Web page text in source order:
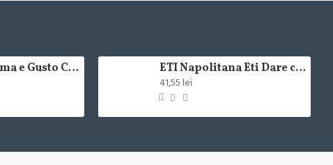
Lavazza Crema e Gusto Classico boabe,1kg ETI Napolitana Eti Dare crema de cacao si glazura de ciocolata amaruie 12x50g
41,55 lei